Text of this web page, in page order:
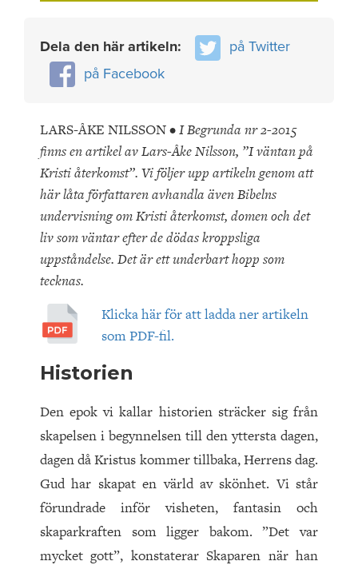
Dela den här artikeln:
på Twitter
på Facebook
LARS-ÅKE NILSSON •I Begrunda nr 2-2015
finns en artikel av Lars-Åke Nilsson, ”I väntan på
Kristi återkomst”. Vi följer upp artikeln genom att
här låta författaren avhandla även Bibelns
undervisning om Kristi återkomst, domen och det
liv som väntar efter de dödas kroppsliga
uppståndelse. Det är ett underbart hopp som
tecknas.
Klicka här för att ladda ner artikeln
som PDF-fil.
Historien
Den epok vi kallar historien sträcker sig från
skapelsen i begynnelsen till den yttersta dagen,
dagen då Kristus kommer tillbaka, Herrens dag.
Gud har skapat en värld av skönhet. Vi står
förundrade inför visheten, fantasin och
skaparkraften som ligger bakom. ”Det var
mycket gott”, konstaterar Skaparen när han